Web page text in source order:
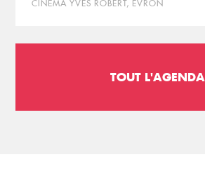
CINÉMA YVES ROBERT, EVRON
TOUT L'AGENDA